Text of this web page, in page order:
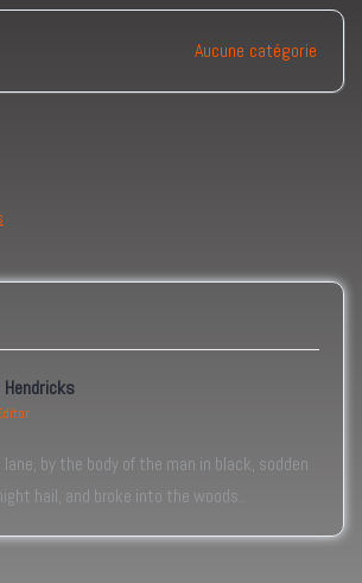
Aucune catégorie
Hendricks
by the body of the man in black, sodden
hail, and broke into the woods..